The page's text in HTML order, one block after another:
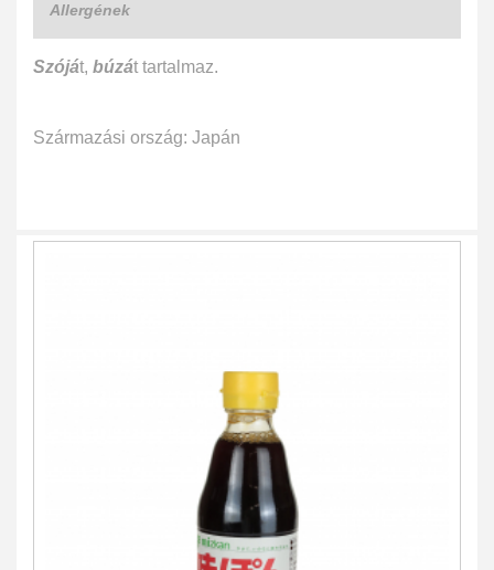
Allergének
Szóját, búzát tartalmaz.
Származási ország: Japán